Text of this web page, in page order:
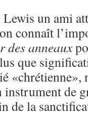
un ami
connaît
des anneaux
que
«chrétienne»,
instrument de
de la